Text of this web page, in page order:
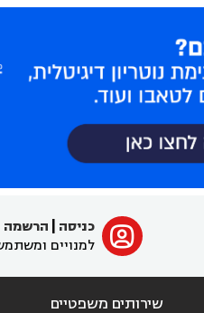
ﱐ כניסה
הרשמה
למנויים
שירותים משפטיים